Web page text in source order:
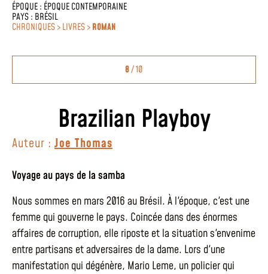
ÉPOQUE : ÉPOQUE CONTEMPORAINE
PAYS : BRÉSIL
CHRONIQUES > LIVRES >ROMAN
8/ 10
Brazilian Playboy
Auteur : Joe Thomas
Voyage au pays de la samba
Nous sommes en mars 2016 au Brésil. À l'époque, c'est une
femme qui gouverne le pays. Coincée dans des énormes
affaires de corruption, elle riposte et la situation s'envenime
entre partisans et adversaires de la dame. Lors d'une
manifestation qui dégénère, Mario Leme, un policier qui